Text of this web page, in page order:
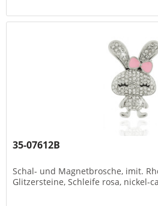
35-07612B
Schal- und Magnetbrosche, imit.
Glitzersteine, Schleife rosa, nickel-